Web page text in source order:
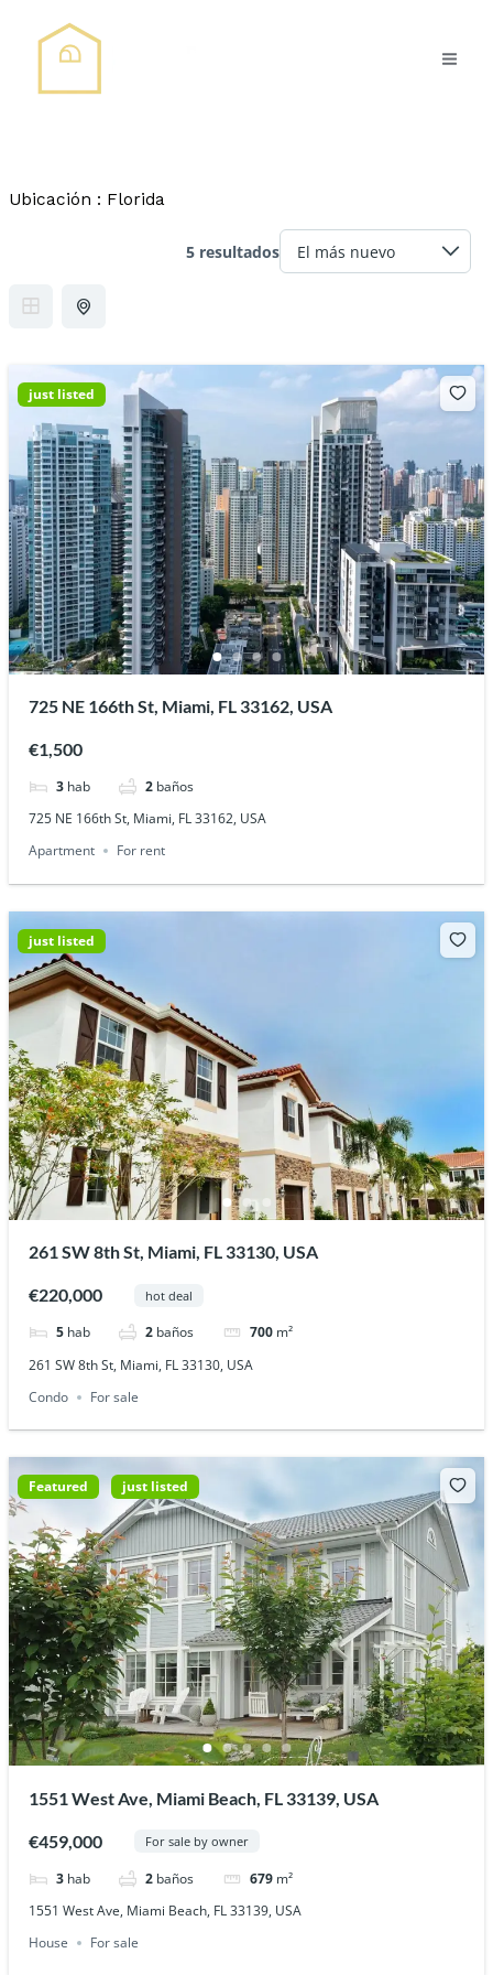
contenido
Ubicación : Florida
5 resultados
just listed
725 NE 166th St, Miami, FL 33162, USA
€1,500
3 hab 2 baños
725 NE 166th St, Miami, FL 33162, USA
Apartment
For rent
just listed
261 SW 8th St, Miami, FL 33130, USA
€220,000 hot deal
5 hab 2 baños 700 m²
261 SW 8th St, Miami, FL 33130, USA
Condo
For sale
Featured just listed
1551 West Ave, Miami Beach, FL 33139, USA
€459,000 For sale by owner
3 hab 2 baños 679 m²
1551 West Ave, Miami Beach, FL 33139, USA
House
For sale